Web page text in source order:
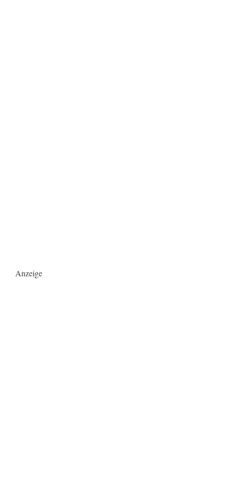
Anzeige